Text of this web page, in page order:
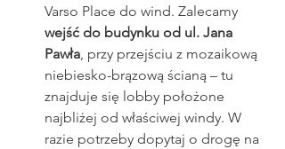
Varso Place do wind. Zalecamy
wejść do budynku od ul. Jana
Pawła, przy przejściu z mozaikową
niebiesko-brązową ścianą – tu
znajduje się lobby położone
najbliżej od właściwej windy. W
razie potrzeby dopytaj o drogę na